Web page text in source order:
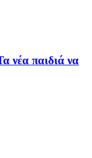
νέα παιδιά να